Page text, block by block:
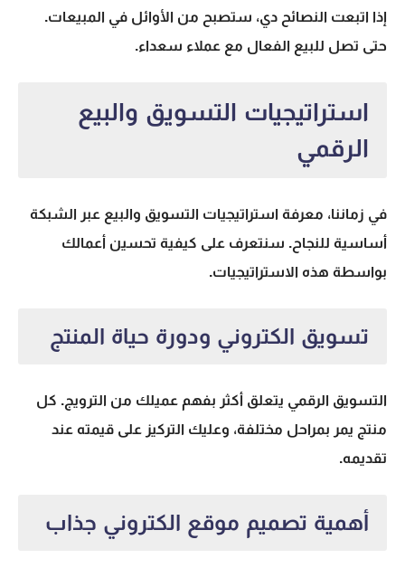
إذا اتبعت النصائح دي، ستصبح من الأوائل في المبيعات.
حتى تصل للبيع الفعال مع عملاء سعداء.
استراتيجيات التسويق والبيع
الرقمي
في زماننا، معرفة استراتيجيات التسويق والبيع عبر الشبكة
أساسية للنجاح. سنتعرف على كيفية تحسين أعمالك
بواسطة هذه الاستراتيجيات.
تسويق الكتروني ودورة حياة المنتج
التسويق الرقمي يتعلق أكثر بفهم عميلك من الترويج. كل
منتج يمر بمراحل مختلفة، وعليك التركيز على قيمته عند
تقديمه.
أهمية تصميم موقع الكتروني جذاب